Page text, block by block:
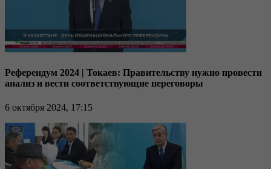
Референдум 2024 | Токаев: Правительству нужно провести
анализ и вести соответствующие переговоры
6 октября 2024, 17:15